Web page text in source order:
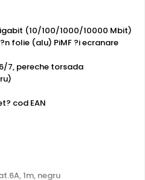
(10/100/1000/10000 Mbit)
?n folie (alu) PiMF ?i ecranare
7, pereche torsada
cod EAN
1m, negru